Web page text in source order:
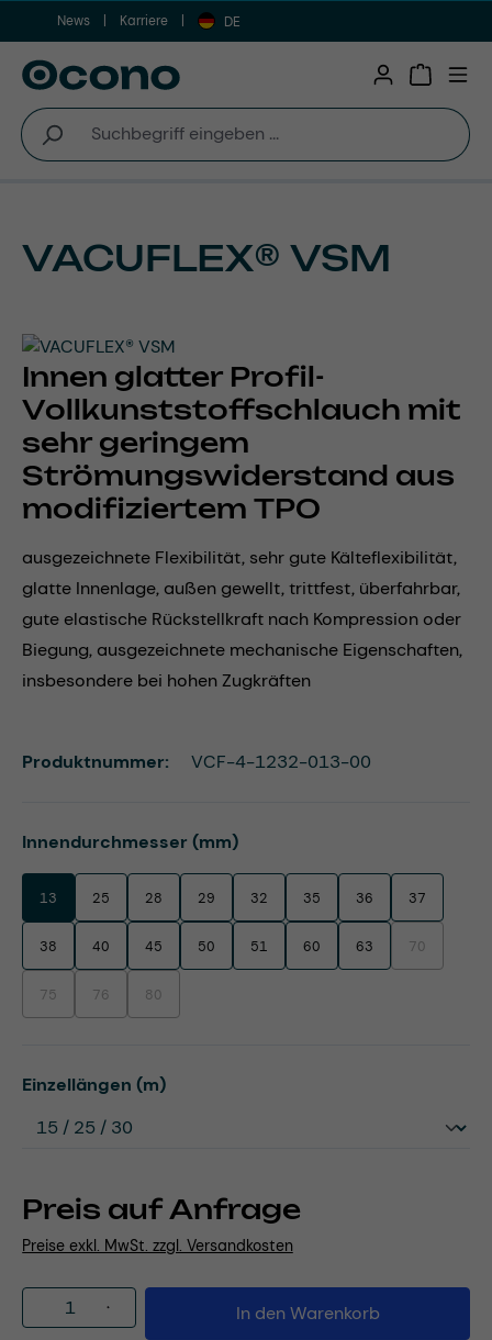
Zum Hauptinhalt springen
News Karriere DE
VACUFLEX® VSM
Innen glatter Profil-
Vollkunststoffschlauch mit
sehr geringem
Strömungswiderstand aus
modifiziertem TPO
ausgezeichnete Flexibilität, sehr gute Kälteflexibilität,
glatte Innenlage, außen gewellt, trittfest, überfahrbar,
gute elastische Rückstellkraft nach Kompression oder
Biegung, ausgezeichnete mechanische Eigenschaften,
insbesondere bei hohen Zugkräften
Preis auf Anfrage
Preise exkl. MwSt. zzgl. Versandkosten
Innendurchmesser (mm)auswählen
13 25 28 29 32 35 36 37
38 40 45 50 51 60 63 70(Diese
75(Diese Option ist zurzeit nicht verfügbar.)
76(Diese Option ist zurzeit nicht verfügbar.)
80(Diese Option ist zurzeit nicht verfügbar.)
Einzellängen (m)auswählen
Produkt Anzahl: Gib den gewünschten
In den Warenkorb
Produktnummer: VCF-4-1232-013-00